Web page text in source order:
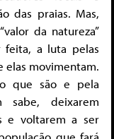
das praias. Mas,
da natureza”
feita, a luta pelas
elas movimentam.
que são e pela
deixarem
e voltarem a ser